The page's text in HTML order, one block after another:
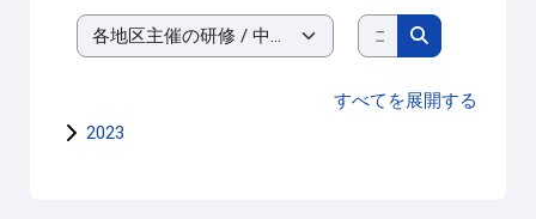
コースカテゴリ
コースを検索す
コースを検索
すべてを展開する
2023